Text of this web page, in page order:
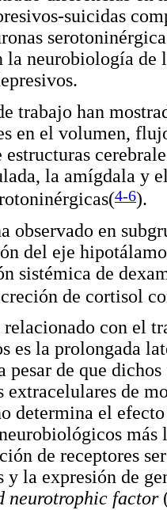
suicidas
la neurobiología de
trabajo han
en el volumen,
la amígdala y
4-6).
observado en
del eje
sistémica de
de cortisol
con el
es la prolongada
pesar de que
extracelulares de
determina el
más
de receptores
y la expresión de
neurotrophic factor